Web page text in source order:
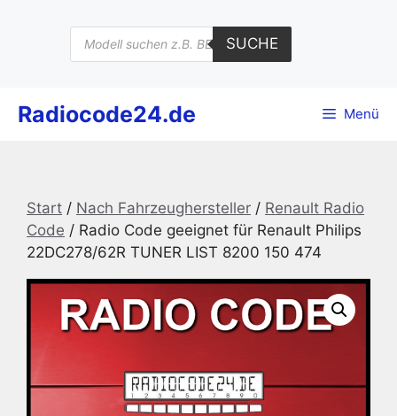
Products
search
SUCHE
Radiocode24.de Menü
Start / Nach Fahrzeughersteller / Renault Radio
Code / Radio Code geeignet für Renault Philips
22DC278/62R TUNER LIST 8200 150 474